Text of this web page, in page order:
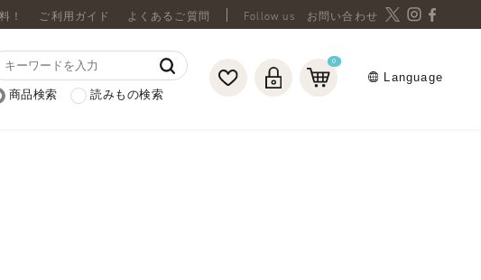
！ ご利用ガイド よくあるご質問 お問い合わせ
商品検索 読みもの検索
0
Language